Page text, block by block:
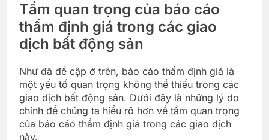
Tầm quan trọng của báo cáo
thẩm định giá trong các giao
dịch bất động sản
Như đã đề cập ở trên, báo cáo thẩm định giá là
một yếu tố quan trọng không thể thiếu trong các
giao dịch bất động sản. Dưới đây là những lý do
chính để chúng ta hiểu rõ hơn về tầm quan trọng
của báo cáo thẩm định giá trong các giao dịch
này.